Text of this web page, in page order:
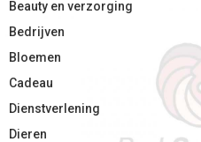
Beauty en verzorging
Bedrijven
Bloemen
Cadeau
Dienstverlening
Dieren